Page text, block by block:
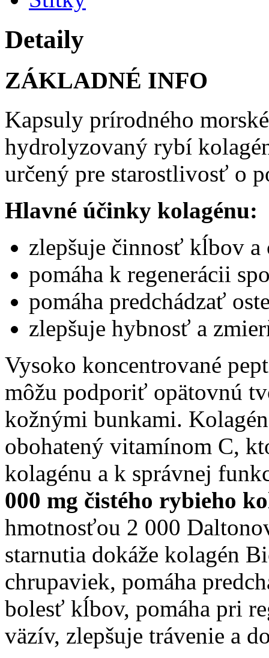
Detaily
ZÁKLADNÉ INFO
Kapsuly prírodného
hydrolyzovaný rybí
určený pre starostlivosť o
Hlavné účinky kolagénu:
zlepšuje činnosť kĺbov a
pomáha k regenerácii
pomáha predchádzať
zlepšuje hybnosť a
Vysoko koncentrované
môžu podporiť opätovnú
kožnými bunkami.
obohatený vitamínom C,
kolagénu a k správnej
000 mg čistého rybieho
hmotnosťou 2 000
starnutia dokáže kolagén
chrupaviek, pomáha
bolesť kĺbov, pomáha pri
väzív, zlepšuje trávenie a